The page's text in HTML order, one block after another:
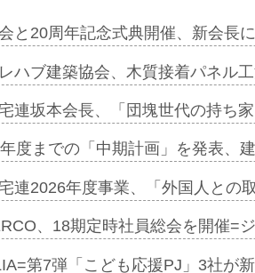
を提案=P…
ンビ…
加=リンナ…
見込む=…
と20周年記念式典開催、新会長
ハブ建築協会、木質接着パネル
連坂本会長、「団塊世代の持ち
度までの「中期計画」を発表、
連2026年度事業、「外国人との
、18期定時社員総会を開催=
第7弾「こども応援PJ」3社が